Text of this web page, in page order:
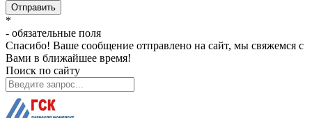
Отправить
*
- обязательные поля
Спасибо! Ваше сообщение отправлено на сайт, мы свяжемся с
Вами в ближайшее время!
Поиск по сайту